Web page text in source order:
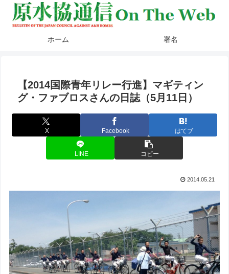
ホーム 署名
【2014国際青年リレー行進】マギティン
グ・ファブロスさんの日誌（5月11日）
X Facebook はてブ
LINE コピー
2014.05.21